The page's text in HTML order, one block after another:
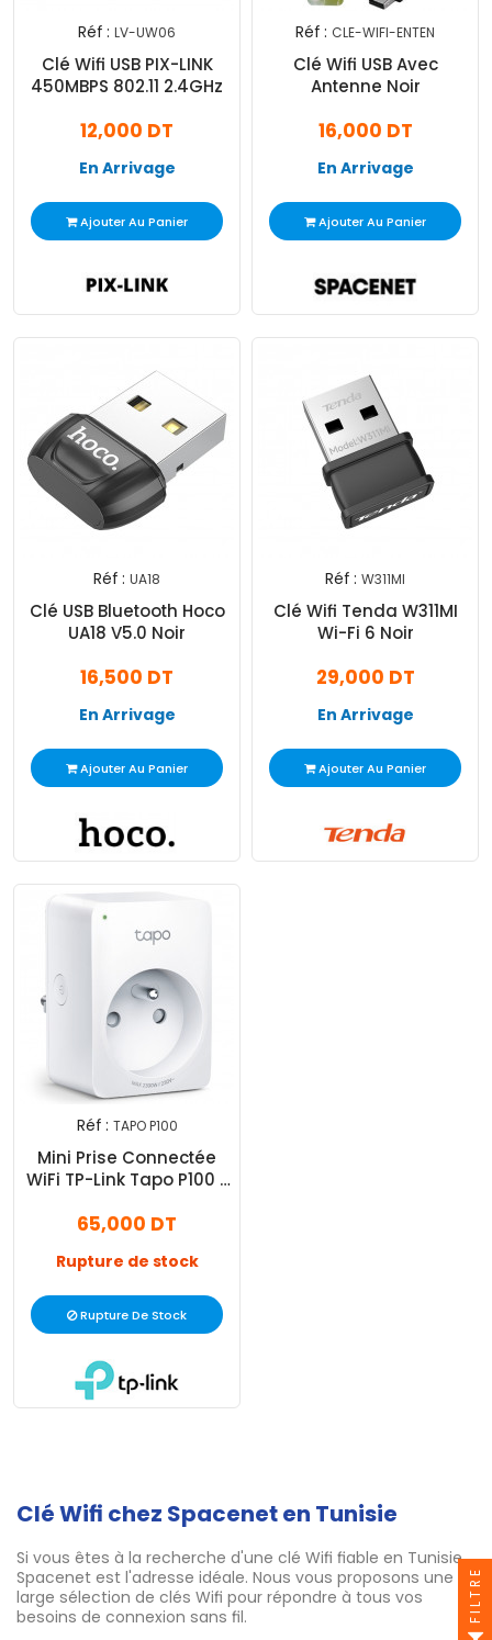
Réf : LV-UW06
Clé Wifi USB PIX-LINK
450MBPS 802.11 2.4GHz
12,000 DT
En Arrivage
Ajouter Au Panier
Réf : CLE-WIFI-ENTEN
Clé Wifi USB Avec
Antenne Noir
16,000 DT
En Arrivage
Ajouter Au Panier
Réf : UA18
Clé USB Bluetooth Hoco
UA18 V5.0 Noir
16,500 DT
En Arrivage
Ajouter Au Panier
Réf : W311MI
Clé Wifi Tenda W311MI
Wi-Fi 6 Noir
29,000 DT
En Arrivage
Ajouter Au Panier
Réf : TAPO P100
Mini Prise Connectée
WiFi TP-Link Tapo P100 -
65,000 DT
Rupture de stock
Rupture De Stock
Clé Wifi chez Spacenet en Tunisie
Si vous êtes à la recherche d'une clé Wifi fiable en Tunisie,
Spacenet est l'adresse idéale. Nous vous proposons une
large sélection de clés Wifi pour répondre à tous vos
besoins de connexion sans fil.
FILTRE